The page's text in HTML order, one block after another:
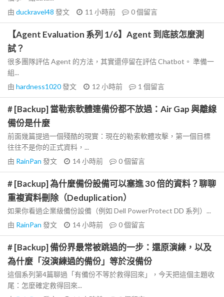
由 duckravel48 發文 11 小時前 0個留言
【Agent Evaluation 系列 1/6】Agent 到底該怎麼測
試？
很多團隊評估 Agent 的方法，其實還停留在評估 Chatbot。 準備一
組...
由 hardness1020發文 12 小時前 1 個留言
# [Backup] 當勒索軟體連備份都不放過：Air Gap 與離線
備份是什麼
前面幾篇提過一個殘酷的現實：現在的勒索軟體攻擊，第一個目標
往往不是你的正式資料，...
由 RainPan 發文 14 小時前 0個留言
# [Backup] 為什麼備份設備可以塞進 30 倍的資料？聊聊
重複資料刪除（Deduplication）
如果你看過企業級備份設備（例如 Dell PowerProtect DD 系列）...
由 RainPan 發文 14 小時前 0個留言
# [Backup] 備份界最常被跳過的一步：還原演練，以及
為什麼「沒演練過的備份」等於沒備份
這個系列第4篇聊過「有備份不等於救得回來」，今天把這個主題收
尾：怎麼確定救得回來...